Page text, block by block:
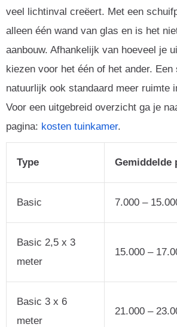
veel lichtinval creëert. Met een
alleen één wand van glas en is het
aanbouw. Afhankelijk van hoeveel je
kiezen voor het één of het ander. Een
natuurlijk ook standaard meer ruimte
Voor een uitgebreid overzicht ga je
pagina: kosten tuinkamer.
Type Gemiddelde
Basic 7.000 –
Basic 2,5 x 3
meter
15.000 –
Basic 3 x 6
meter
21.000 –